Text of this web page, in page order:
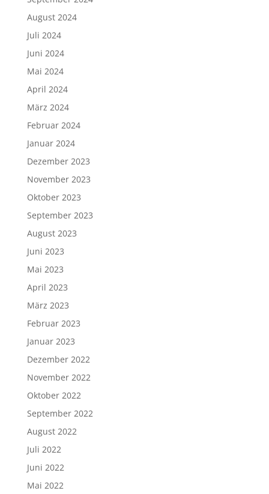
August 2024
Juli 2024
Juni 2024
Mai 2024
April 2024
März 2024
Februar 2024
Januar 2024
Dezember 2023
November 2023
Oktober 2023
September 2023
August 2023
Juni 2023
Mai 2023
April 2023
März 2023
Februar 2023
Januar 2023
Dezember 2022
November 2022
Oktober 2022
September 2022
August 2022
Juli 2022
Juni 2022
Mai 2022